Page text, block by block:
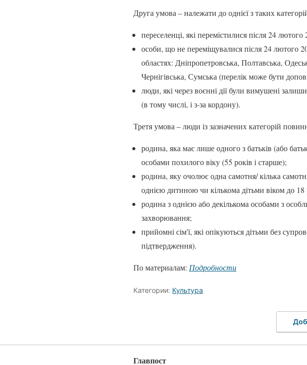
Друга умова – належати до однієї з таких
переселенці, які перемістилися після 24 лютого
особи, що не переміщувалися після 24 лютого
областях: Дніпропетровська, Полтавська,
Чернігівська, Сумська (перелік може бути
люди, які через воєнні дії були вимушені
(в тому числі, і з-за кордону).
Третя умова – люди із зазначених категорій
родина, яка має лише одного з батьків (або
особами похилого віку (55 років і старше);
родина, яку очолює одна самотня/ кілька
однією дитиною чи кількома дітьми віком до 18
родина з однією або декількома особами з
захворювання;
прийомні сім'ї, які опікуються дітьми без
підтвердження).
По материалам: Подробности
Категории: Культура
Главпост